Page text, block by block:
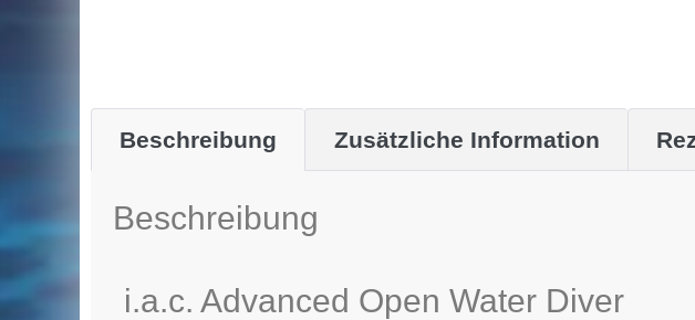
Beschreibung Zusätzliche Information
Beschreibung
i.a.c. Advanced Open Water Diver